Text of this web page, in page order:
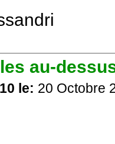
au-
le: 20 Octobre